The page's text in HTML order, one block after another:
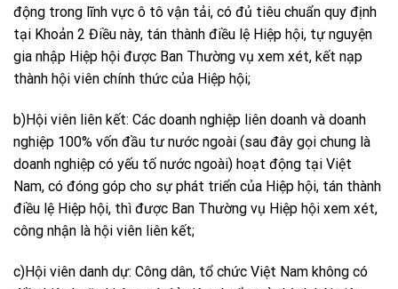
động trong lĩnh vực ô tô vận tải, có đủ tiêu chuẩn quy định
tại Khoản 2 Điều này, tán thành điều lệ Hiệp hội, tự nguyện
gia nhập Hiệp hội được Ban Thường vụ xem xét, kết nạp
thành hội viên chính thức của Hiệp hội;
b)Hội viên liên kết: Các doanh nghiệp liên doanh và doanh
nghiệp 100% vốn đầu tư nước ngoài (sau đây gọi chung là
doanh nghiệp có yếu tố nước ngoài) hoạt động tại Việt
Nam, có đóng góp cho sự phát triển của Hiệp hội, tán thành
điều lệ Hiệp hội, thì được Ban Thường vụ Hiệp hội xem xét,
công nhận là hội viên liên kết;
c)Hội viên danh dự: Công dân, tổ chức Việt Nam không có